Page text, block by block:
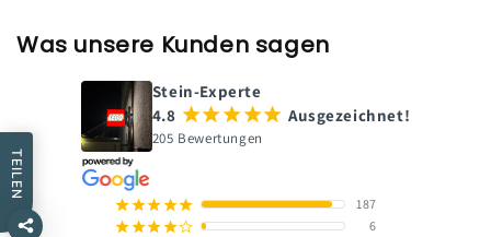
Was unsere Kunden sagen
Stein-Experte
4.8 ¡¡¡¡¡ Ausgezeichnet!
205 Bewertungen
¡¡¡¡¡ 187
¡¡¡¡¢ 6
TEILEN